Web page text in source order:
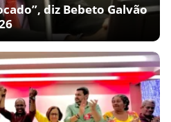
diz Bebeto Galvão